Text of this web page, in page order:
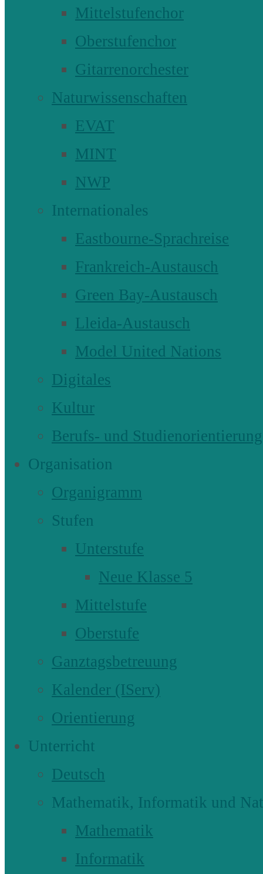
Mittelstufenchor
Oberstufenchor
Gitarrenorchester
Naturwissenschaften
EVAT
MINT
NWP
Internationales
Eastbourne-Sprachreise
Frankreich-Austausch
Green Bay-Austausch
Lleida-Austausch
Model United Nations
Digitales
Kultur
Berufs- und Studienorientierung
Organisation
Organigramm
Stufen
Unterstufe
Neue Klasse 5
Mittelstufe
Oberstufe
Ganztagsbetreuung
Kalender (IServ)
Orientierung
Unterricht
Deutsch
Mathematik, Informatik und
Mathematik
Informatik